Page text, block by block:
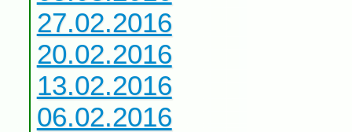
27.02.2016
20.02.2016
13.02.2016
06.02.2016